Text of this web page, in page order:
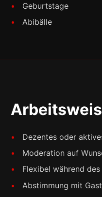
Geburtstage
Abibälle
Dezentes oder
Moderation auf
Flexibel während
Abstimmung mit